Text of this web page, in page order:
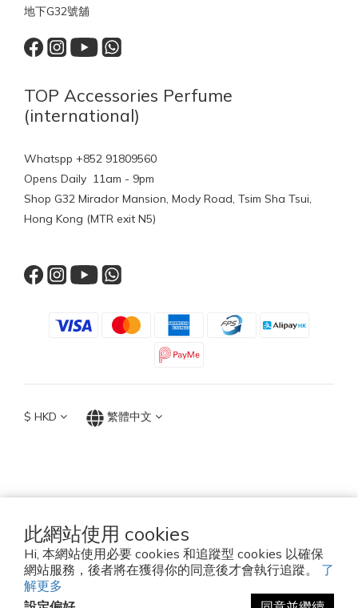
此網站使用 cookies
Hi, 本網站使用必要 cookies 和追蹤型 cookies 以確保
網站服務，後者將在獲得你的同意後才會執行追蹤。 了
解更多
地下G32號舖
TOP Accessories Perfume
(international)
Whatspp +852 91809560
Opens Daily 11am - 9pm
Shop G32 Mirador Mansion, Mody Road, Tsim Sha Tsui,
Hong Kong (MTR exit N5)
$ HKD 繁體中文
TOP ACCESSORIES GROUP
Established since 2010